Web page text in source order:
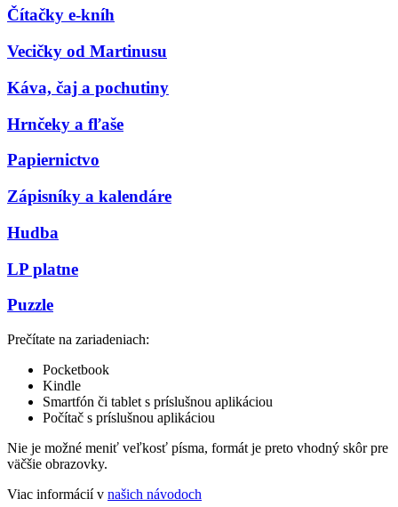
Čítačky e-kníh
Vecičky od Martinusu
Káva, čaj a pochutiny
Hrnčeky a fľaše
Papiernictvo
Zápisníky a kalendáre
Hudba
LP platne
Puzzle
Prečítate na zariadeniach:
Pocketbook
Kindle
Smartfón či tablet s príslušnou aplikáciou
Počítač s príslušnou aplikáciou
Nie je možné meniť veľkosť písma, formát je preto vhodný skôr pre
väčšie obrazovky.
Viac informácií v našich návodoch